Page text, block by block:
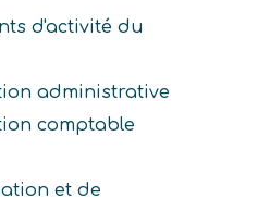
d'activité du
administrative
comptable
et de